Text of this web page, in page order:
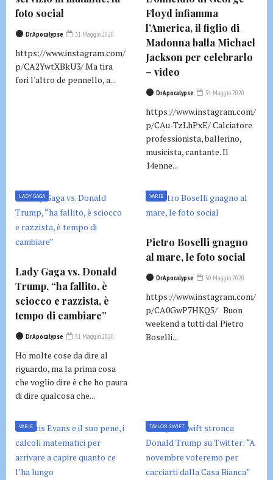
foto social
DrApocalypse 31 Maggio 2020
https://www.instagram.com/
p/CA2YwtXBkU3/ Ma tira
fori l'altro de pennello, a...
Floyd infiamma
l’America, il figlio di
Madonna balla Michael
Jackson per celebrarlo
– video
DrApocalypse 31 Maggio 2020
https://www.instagram.com/
p/CAu-TzLhPxE/ Calciatore
professionista, ballerino,
musicista, cantante. Il
14enne...
LADY GAGA
Lady Gaga vs. Donald
Trump, “ha fallito, è
sciocco e razzista, è
tempo di cambiare”
DrApocalypse 31 Maggio 2020
Ho molte cose da dire al
riguardo, ma la prima cosa
che voglio dire è che ho paura
di dire qualcosa che...
VARIE
Pietro Boselli gnagno
al mare, le foto social
DrApocalypse 30 Maggio 2020
https://www.instagram.com/
p/CA0GwP7HKQ5/ Buon
weekend a tutti dal Pietro
Boselli...
VARIE TAYLOR SWIFT